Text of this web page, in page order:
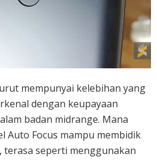
mempunyai kelebihan yang
dengan keupayaan
badan midrange. Mana
Auto Focus mampu membidik
seperti menggunakan